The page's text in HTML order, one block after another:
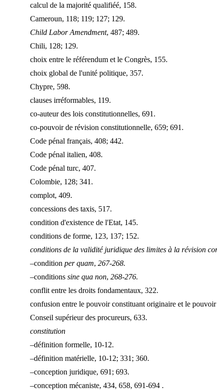
calcul de la majorité qualifiéé, 158.
Cameroun, 118; 119; 127; 129.
Child Labor Amendment, 487; 489.
Chili, 128; 129.
choix entre le référendum et le Congrès, 155.
choix global de l'unité politique, 357.
Chypre, 598.
clauses irréformables, 119.
co-auteur des lois constitutionnelles, 691.
co-pouvoir de révision constitutionnelle, 659; 691.
Code pénal français, 408; 442.
Code pénal italien, 408.
Code pénal turc, 407.
Colombie, 128; 341.
complot, 409.
concessions des taxis, 517.
condition d'existence de l'Etat, 145.
conditions de forme, 123, 137; 152.
conditions de la validité juridique des limites à la révision
–condition per quam, 267-268.
–conditions sine qua non, 268-276.
conflit entre les droits fondamentaux, 322.
confusion entre le pouvoir constituant originaire et le
Conseil supérieur des procureurs, 633.
constitution
–définition formelle, 10-12.
–définition matérielle, 10-12; 331; 360.
–conception juridique, 691; 693.
–conception mécaniste, 434, 658, 691-694 .